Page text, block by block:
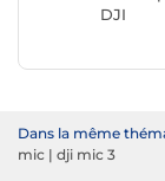
DJI
Dans la même
mic | dji mic 3